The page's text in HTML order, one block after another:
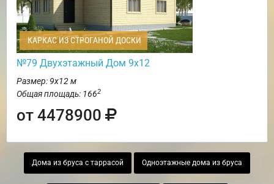
КАРКАС ИЗ СТРОГАНОЙ ДОСКИ
№79 Двухэтажный Дом 9х12
Размер: 9х12 м
Общая площадь: 1662
от 4478900
Дома из бруса с таррасой Одноэтажные дома из бруса